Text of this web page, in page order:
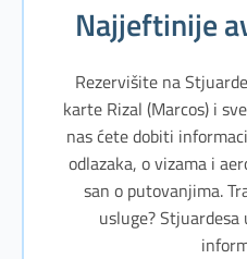
Najjeftinije
Rezervišite na
karte Rizal (Marcos) i
nas ćete dobiti
odlazaka, o vizama i
san o putovanjima.
usluge?